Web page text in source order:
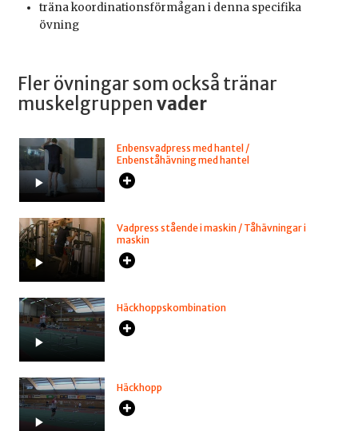
träna koordinationsförmågan i denna specifika
övning
Fler övningar som också tränar
muskelgruppenvader
Enbensvadpress med hantel /
Enbenståhävning med hantel
Vadpress stående i maskin / Tåhävningar i
maskin
Häckhoppskombination
Häckhopp